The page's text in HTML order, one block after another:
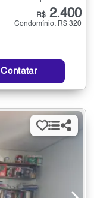
R$ 2.400
Condomínio: R$ 320
Contatar